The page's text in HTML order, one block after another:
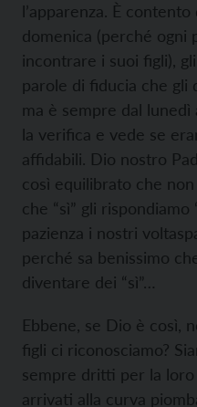
l’apparenza. È
domenica (perché ogni
incontrare i suoi figli),
parole di fiducia che gli
ma è sempre dal lunedì
la verifica e vede se
affidabili. Dio nostro
così equilibrato che
che “sì” gli rispondiamo
pazienza i nostri
perché sa benissimo
diventare dei “sì”…
Ebbene, se Dio è così,
figli ci riconosciamo?
sempre dritti per la
arrivati alla curva